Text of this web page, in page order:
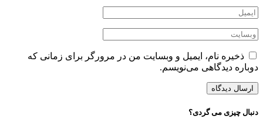
ذخیره نام، ایمیل و وبسایت من در مرورگر برای زمانی که
دوباره دیدگاهی می‌نویسم.
دنبال چیزی می گردی؟